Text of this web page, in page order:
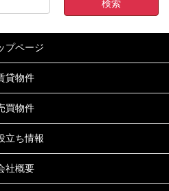
プページ
貸物件
買物件
立ち情報
社概要